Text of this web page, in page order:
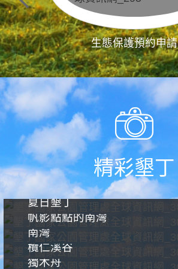
生態保護預約申請
精彩墾丁
夏日墾丁
帆影點點的南灣
南灣
欖仁溪谷
獨木舟